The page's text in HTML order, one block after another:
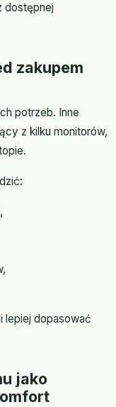
dostępnej
zakupem
potrzeb. Inne
z kilku monitorów,
lepiej dopasować
jako